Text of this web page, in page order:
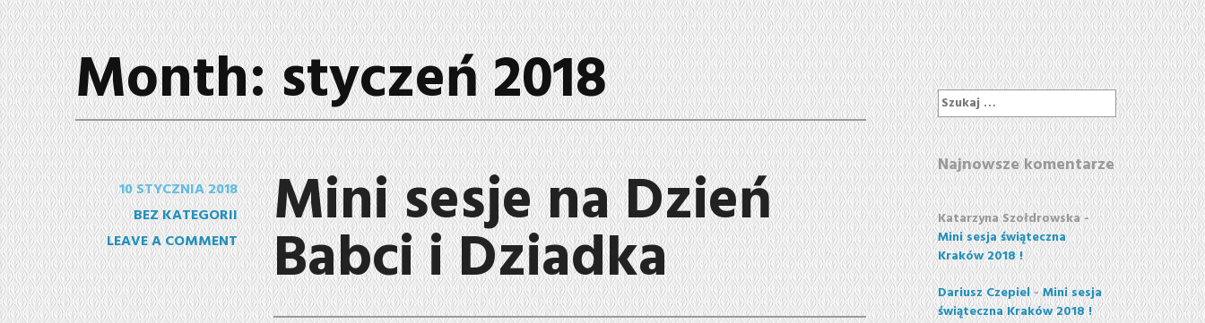
Month:styczeń 2018
10 STYCZNIA 2018
BEZ KATEGORII
LEAVE A COMMENT
Mini sesje na Dzień
Babci i Dziadka
Szukaj:
Najnowsze komentarze
Katarzyna Szołdrowska-
Mini sesja świąteczna
Kraków 2018 !
Dariusz Czepiel-Mini sesja
świąteczna Kraków 2018 !